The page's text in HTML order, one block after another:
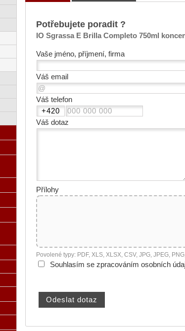
Potřebujete poradit ?
IO Sgrassa E Brilla Completo 750ml
Vaše jméno, příjmení, firma
Váš email
Váš telefon
Váš dotaz
Přílohy
Povolené typy: PDF, XLS, XLSX, CSV, JPG, JPEG,
Souhlasím se zpracováním osobních